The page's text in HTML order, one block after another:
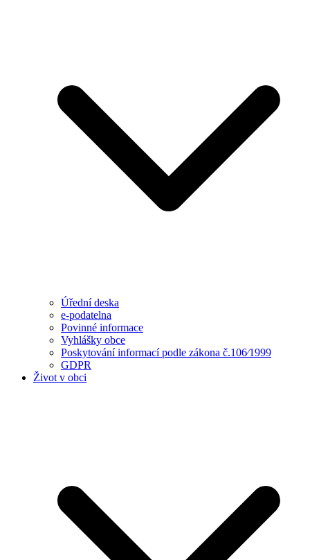
Úřední deska
e-podatelna
Povinné informace
Vyhlášky obce
Poskytování informací podle zákona č.106⁄1999
GDPR
Život v obci